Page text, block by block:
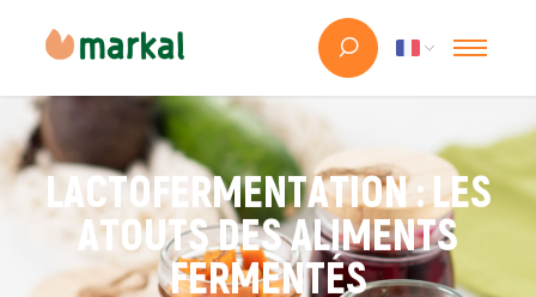
LACTOFERMENTATION : LES
ATOUTS DES ALIMENTS
FERMENTÉS